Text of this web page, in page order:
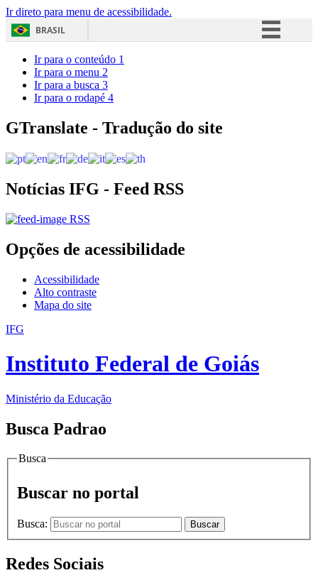
Ir direto para menu de acessibilidade.
BRASIL
Acesso à informação
Ir para o conteúdo 1
Ir para o menu 2
Ir para a busca 3
Ir para o rodapé 4
GTranslate - Tradução do site
Notícias IFG - Feed RSS
RSS
Opções de acessibilidade
Acessibilidade
Alto contraste
Mapa do site
IFG
Instituto Federal de Goiás
Ministério da Educação
Busca Padrao
Busca
Buscar no portal
Busca: Buscar
Redes Sociais